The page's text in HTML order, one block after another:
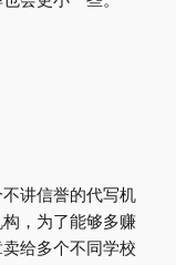
讲信誉的代写机
，为了能够多赚
给多个不同学校